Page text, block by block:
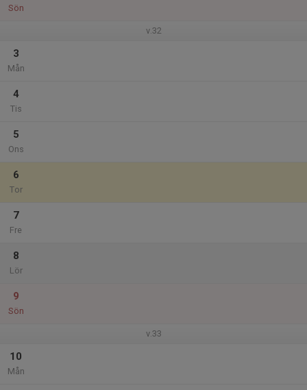
Sön
v.32
3
Mån
4
Tis
5
Ons
6
Tor
7
Fre
8
Lör
9
Sön
v.33
10
Mån